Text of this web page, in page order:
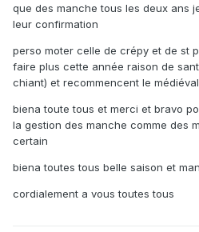
que des manche tous les deux ans
leur confirmation
perso moter celle de crépy et de st
faire plus cette année raison de
chiant) et recommencent le
biena toute tous et merci et bravo
la gestion des manche comme des
certain
biena toutes tous belle saison et
cordialement a vous toutes tous